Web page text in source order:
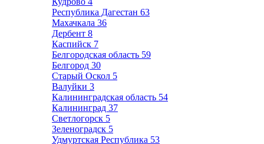
Республика Дагестан 63
Махачкала 36
Дербент 8
Каспийск 7
Белгородская область 59
Белгород 30
Старый Оскол 5
Валуйки 3
Калининградская область 54
Калининград 37
Светлогорск 5
Зеленоградск 5
Удмуртская Республика 53